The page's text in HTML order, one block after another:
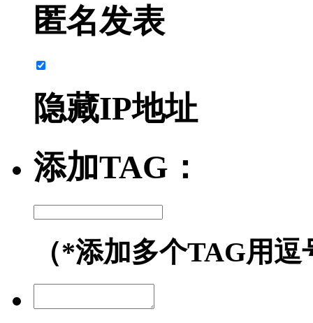
匿名发表
隐藏IP地址
添加TAG：
（*添加多个TAG用